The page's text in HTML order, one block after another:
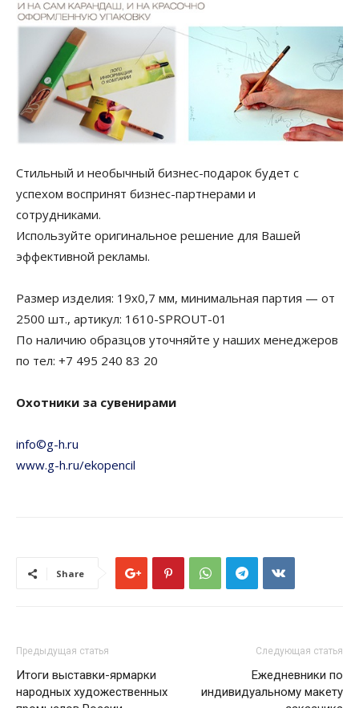
Стильный и необычный бизнес-подарок будет с
успехом воспринят бизнес-партнерами и
сотрудниками.
Используйте оригинальное решение для Вашей
эффективной рекламы.
Размер изделия: 19х0,7 мм, минимальная партия — от
2500 шт., артикул: 1610-SPROUT-01
По наличию образцов уточняйте у наших менеджеров
по тел: +7 495 240 83 20
Охотники за сувенирами
info©g-h.ru
www.g-h.ru/ekopencil
Share
Предыдущая статья
Итоги выставки-ярмарки
народных художественных
Следующая статья
Ежедневники по
индивидуальному макету